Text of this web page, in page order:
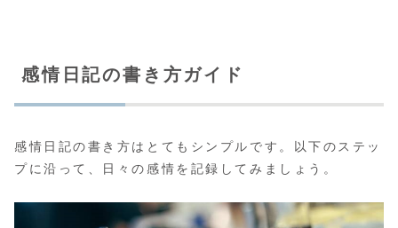
感情日記の書き方ガイド
感情日記の書き方はとてもシンプルです。以下のステッ
プに沿って、日々の感情を記録してみましょう。